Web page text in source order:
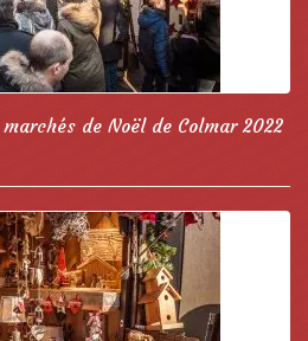
de Noël de Colmar 2022